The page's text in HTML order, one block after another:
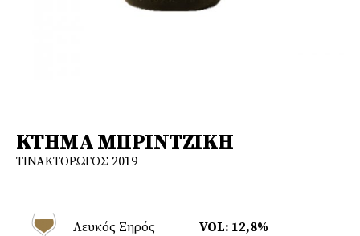
ΚΤΗΜΑ ΜΠΡΙΝΤΖΙΚΗ
ΤΙΝΑΚΤΟΡΩΓΟΣ 2019
Λευκός Ξηρός VOL: 12,8%